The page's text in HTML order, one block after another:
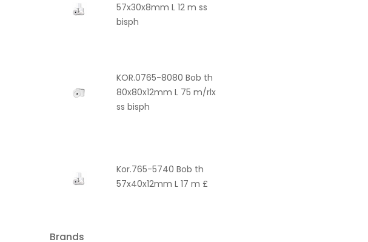
57x30x8mm L 12 m ss
bisph
KOR.0765-8080 Bob th
80x80x12mm L 75 m/rlx
ss bisph
Kor.765-5740 Bob th
57x40x12mm L 17 m £
Brands